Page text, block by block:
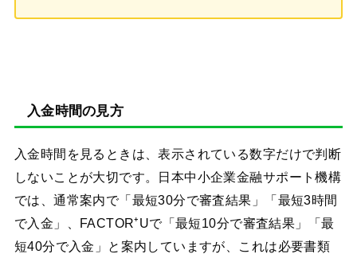
入金時間の見方
入金時間を見るときは、表示されている数字だけで判断
しないことが大切です。日本中小企業金融サポート機構
では、通常案内で「最短30分で審査結果」「最短3時間
で入金」、FACTOR⁺Uで「最短10分で審査結果」「最
短40分で入金」と案内していますが、これは必要書類